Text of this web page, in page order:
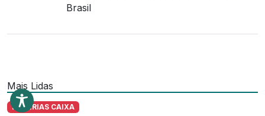
Brasil
Mais Lidas
LOTERIAS CAIXA